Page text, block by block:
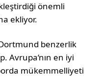
önemli
ekliyor.
benzerlik
Avrupa‘nın en iyi
mükemmelliyeti